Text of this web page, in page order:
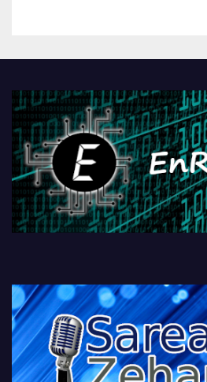
PlayStationeko